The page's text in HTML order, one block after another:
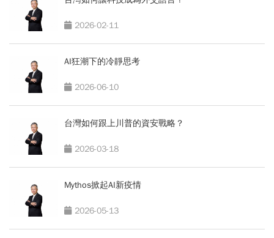
2026-02-11
AI狂潮下的冷靜思考
2026-06-10
台灣如何跟上川普的資安戰略？
2026-03-18
Mythos掀起AI新疫情
2026-05-13